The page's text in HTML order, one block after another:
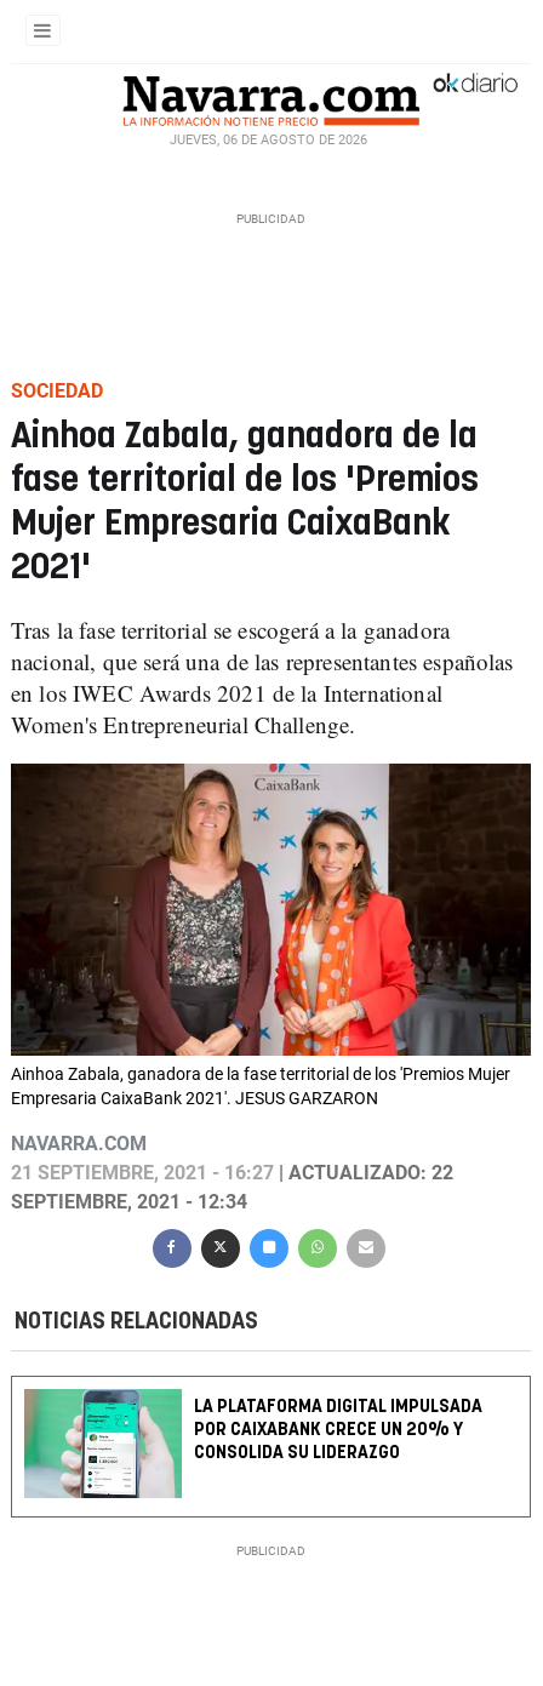
JUEVES, 06 DE AGOSTO DE 2026
SOCIEDAD
Ainhoa Zabala, ganadora de la
fase territorial de los 'Premios
Mujer Empresaria CaixaBank
2021'
Tras la fase territorial se escogerá a la ganadora
nacional, que será una de las representantes españolas
en los IWEC Awards 2021 de la International
Women's Entrepreneurial Challenge.
Ainhoa Zabala, ganadora de la fase territorial de los 'Premios Mujer
Empresaria CaixaBank 2021'. JESUS GARZARON
NAVARRA.COM
21 SEPTIEMBRE, 2021 - 16:27 | ACTUALIZADO: 22
SEPTIEMBRE, 2021 - 12:34
NOTICIAS RELACIONADAS
LA PLATAFORMA DIGITAL IMPULSADA
POR CAIXABANK CRECE UN 20% Y
CONSOLIDA SU LIDERAZGO